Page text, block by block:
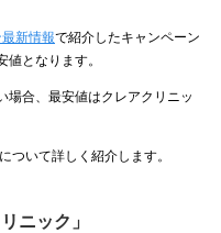
新情報で紹介したキャンペーン
となります。
場合、最安値はクレアクリニッ
ついて詳しく紹介します。
ニック」